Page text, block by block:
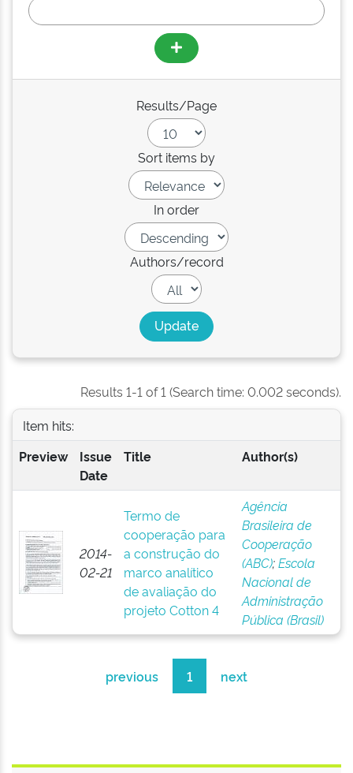
Results/Page
Sort items by
In order
Authors/record
Results 1-1 of 1 (Search time: 0.002 seconds).
Item hits:
Preview
Issue
Date
Title Author(s)
2014-
02-21
Termo de
cooperação para
a construção do
marco analítico
de avaliação do
projeto Cotton 4
Agência
Brasileira de
Cooperação
(ABC);Escola
Nacional de
Administração
Pública (Brasil)
previous 1 next